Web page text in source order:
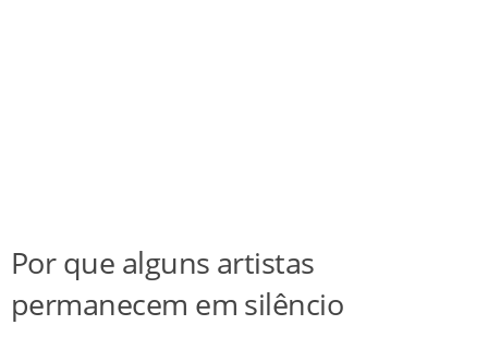
Por que alguns artistas
permanecem em silêncio